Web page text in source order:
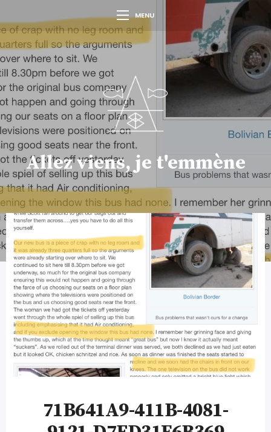
MENU
Allez viens, je t'emmène
71B641A9-411B-4081-